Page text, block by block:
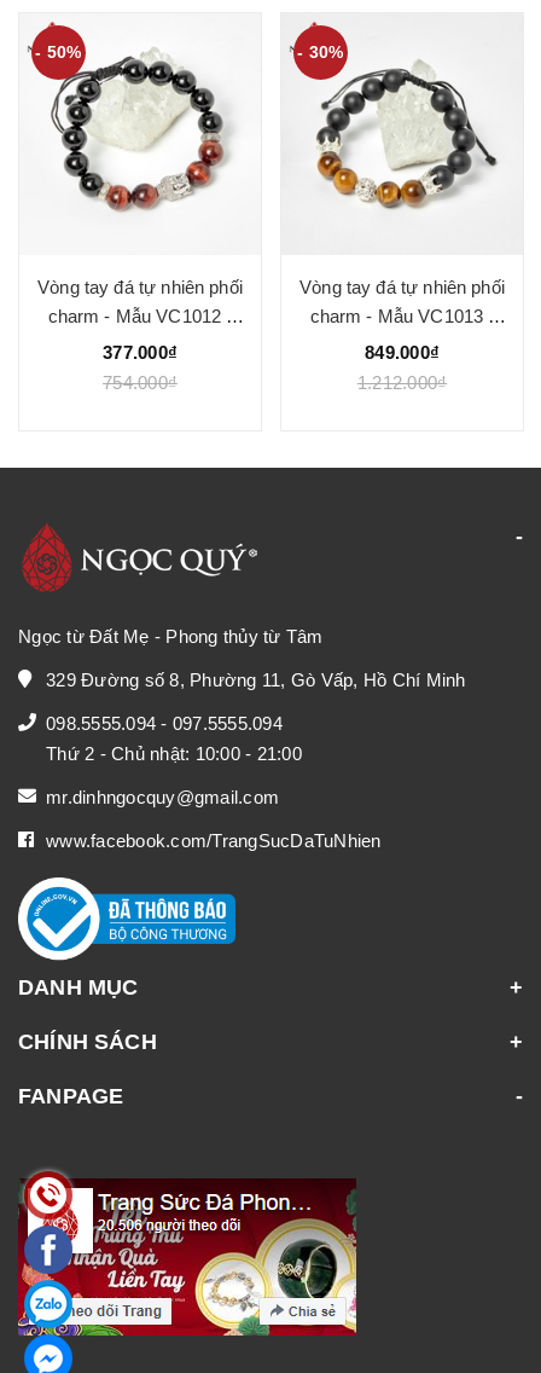
- 50%
Vòng tay đá tự nhiên phối
charm - Mẫu VC1012 -
Ngọc Quý
377.000₫
754.000₫
- 30%
Vòng tay đá tự nhiên phối
charm - Mẫu VC1013 -
Ngọc Quý
849.000₫
1.212.000₫
Ngọc từ Đất Mẹ - Phong thủy từ Tâm
329 Đường số 8, Phường 11, Gò Vấp, Hồ Chí Minh
098.5555.094 - 097.5555.094
Thứ 2 - Chủ nhật: 10:00 - 21:00
mr.dinhngocquy@gmail.com
www.facebook.com/TrangSucDaTuNhien
DANH MỤC
CHÍNH SÁCH
FANPAGE